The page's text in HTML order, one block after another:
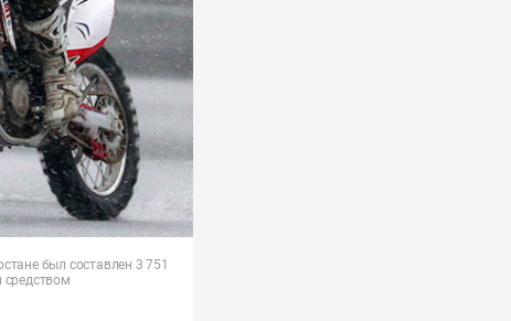
был составлен 3 751